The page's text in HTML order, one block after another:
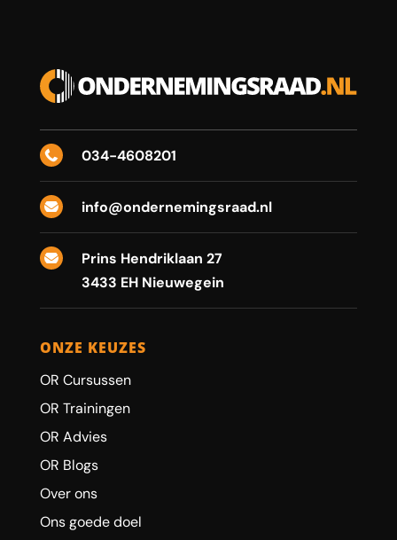
 034-4608201
 info@ondernemingsraad.nl

Prins Hendriklaan 27
3433 EH Nieuwegein
ONZE KEUZES
OR Cursussen
OR Trainingen
OR Advies
OR Blogs
Over ons
Ons goede doel